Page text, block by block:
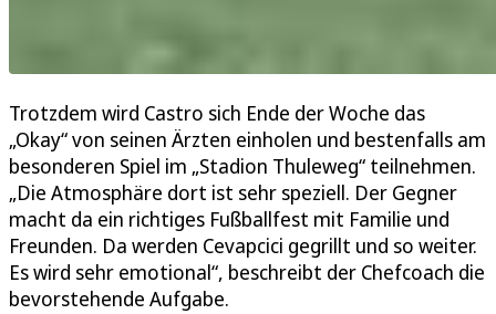
Trotzdem wird Castro sich Ende der Woche das
„Okay“ von seinen Ärzten einholen und bestenfalls am
besonderen Spiel im „Stadion Thuleweg“ teilnehmen.
„Die Atmosphäre dort ist sehr speziell. Der Gegner
macht da ein richtiges Fußballfest mit Familie und
Freunden. Da werden Cevapcici gegrillt und so weiter.
Es wird sehr emotional“, beschreibt der Chefcoach die
bevorstehende Aufgabe.